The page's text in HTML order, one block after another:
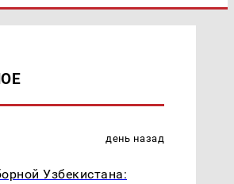
день назад
Узбекистана: